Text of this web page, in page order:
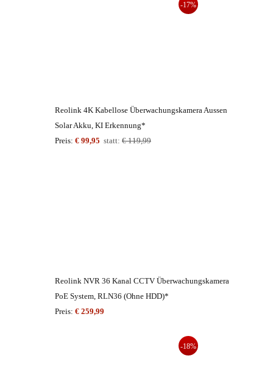
-17%
Reolink 4K Kabellose Überwachungskamera Aussen
Solar Akku, KI Erkennung*
Preis: € 99,95 statt: € 119,99
Reolink NVR 36 Kanal CCTV Überwachungskamera
PoE System, RLN36 (Ohne HDD)*
Preis: € 259,99
-18%